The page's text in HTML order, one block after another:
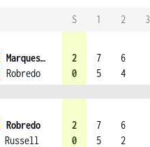
S 1 2 3
Marques (2)
Robredo
2
0
7
5
6
4
Robredo
Russell
2
0
7
5
6
2